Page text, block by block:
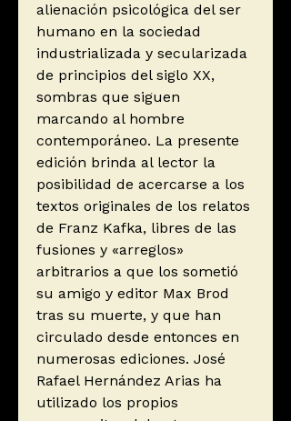
alienación psicológica del ser
humano en la sociedad
industrializada y secularizada
de principios del siglo XX,
sombras que siguen
marcando al hombre
contemporáneo. La presente
edición brinda al lector la
posibilidad de acercarse a los
textos originales de los relatos
de Franz Kafka, libres de las
fusiones y «arreglos»
arbitrarios a que los sometió
su amigo y editor Max Brod
tras su muerte, y que han
circulado desde entonces en
numerosas ediciones. José
Rafael Her­nán­dez Arias ha
utilizado los propios